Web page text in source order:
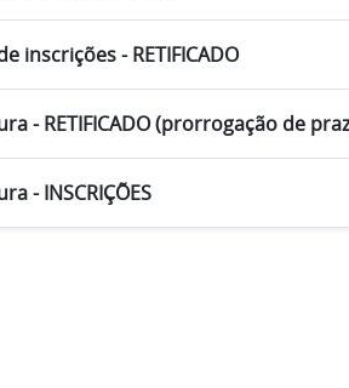
inscrições - RETIFICADO
- RETIFICADO (prorrogação de
- INSCRIÇÕES